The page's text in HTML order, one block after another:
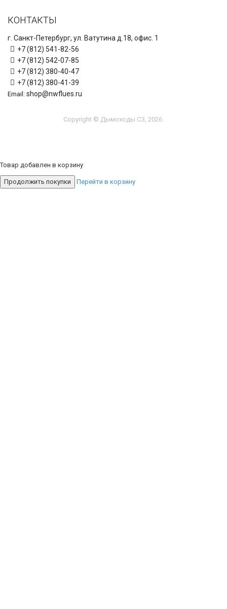
КОНТАКТЫ
г. Санкт-Петербург, ул. Ватутина д.18, офис. 1
+7 (812) 541-82-56
+7 (812) 542-07-85
+7 (812) 380-40-47
+7 (812) 380-41-39
Email: shop@nwflues.ru
Copyright © Дымоходы СЗ, 2026.
Товар добавлен в корзину
Продолжить покупки Перейти в корзину